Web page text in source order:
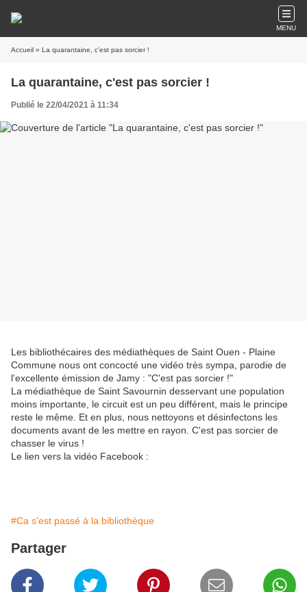
MENU
Accueil » La quarantaine, c'est pas sorcier !
La quarantaine, c'est pas sorcier !
Publié le 22/04/2021 à 11:34
Les bibliothécaires des médiathèques de Saint Ouen - Plaine
Commune nous ont concocté une vidéo très sympa, parodie de
l'excellente émission de Jamy : "C'est pas sorcier !"
La médiathèque de Saint Savournin desservant une population
moins importante, le circuit est un peu différent, mais le principe
reste le même. Et en plus, nous nettoyons et désinfectons les
documents avant de les mettre en rayon. C'est pas sorcier de
chasser le virus !
Le lien vers la vidéo Facebook :
#Ca s'est passé à la bibliothèque
Partager